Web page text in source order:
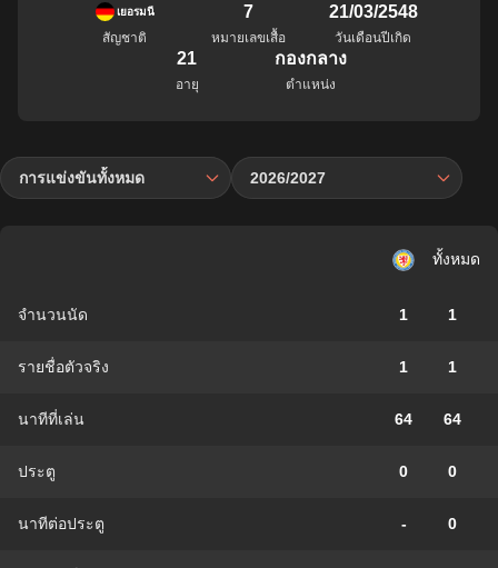
เยอรมนี
สัญชาติ
7
หมายเลขเสื้อ
21/03/2548
วันเดือนปีเกิด
21
อายุ
กองกลาง
ตำแหน่ง
การแข่งขันทั้งหมด 2026/2027
ทั้งหมด
จำนวนนัด 1 1
รายชื่อตัวจริง 1 1
นาทีที่เล่น 64 64
ประตู 0 0
นาทีต่อประตู - 0